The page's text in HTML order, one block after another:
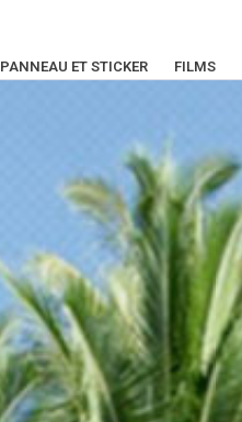
PANNEAU ET STICKER FILMS